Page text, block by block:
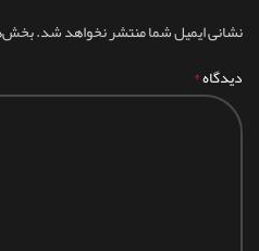
نشانی ایمیل شما منتشر نخواهد شد.
دیدگاه*